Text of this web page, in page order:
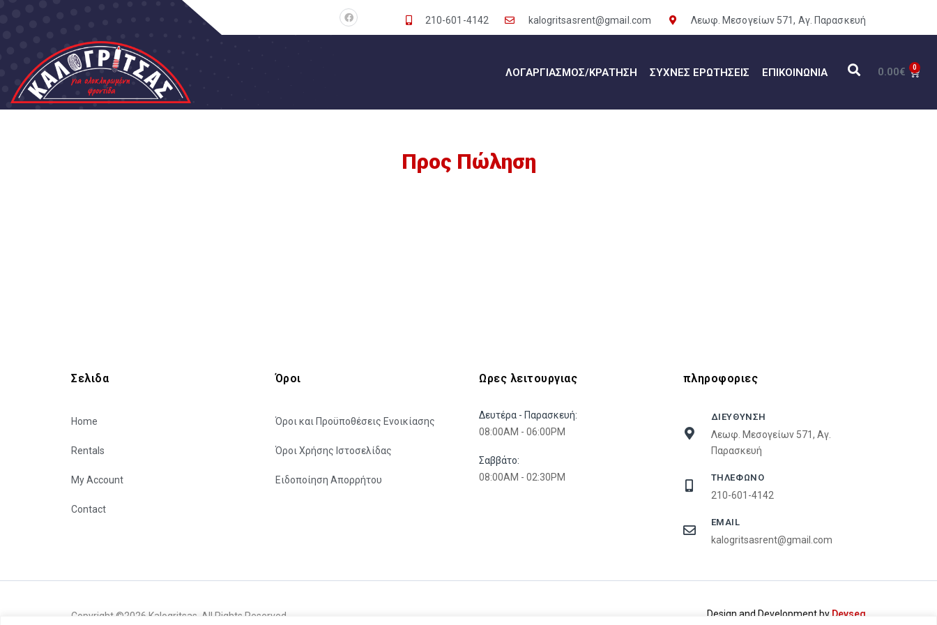
210-601-4142 kalogritsasrent@gmail.com Λεωφ. Μεσογείων 571, Αγ. Παρασκευή
ΛΟΓΑΡΓΙΑΣΜΌΣ/ΚΡΆΤΗΣΗ ΣΥΧΝΈΣ ΕΡΩΤΉΣΕΙΣ ΕΠΙΚΟΙΝΩΝΊΑ 0.00€ 0
Προς Πώληση
Σελιδα
Home
Rentals
My Account
Contact
Όροι
Όροι και Προϋποθέσεις Ενοικίασης
Όροι Χρήσης Ιστοσελίδας
Ειδοποίηση Απορρήτου
Ωρες λειτουργιας
Δευτέρα - Παρασκευή:
08:00AM - 06:00PM
Σαββάτο:
08:00AM - 02:30PM
πληροφοριες
ΔΙΕΥΘΥΝΣΗ
Λεωφ. Μεσογείων 571, Αγ.
Παρασκευή
ΤΗΛΕΦΩΝΟ
210-601-4142
EMAIL
kalogritsasrent@gmail.com
Copyright ©2026 Kalogritsas. All Rights Reserved Design and Development by Devseg